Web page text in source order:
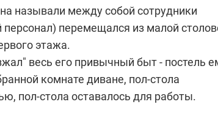
называли между собой сотрудники
перемещался из малой
этажа.
весь его привычный быт - постель
комнате диване, пол-стола
пол-стола оставалось для работы.